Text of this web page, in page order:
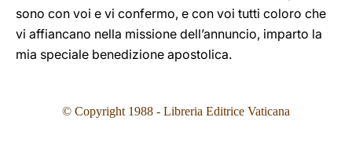
sono con voi e vi confermo, e con voi tutti coloro che
vi affiancano nella missione dell’annuncio, imparto la
mia speciale benedizione apostolica.
© Copyright 1988 - Libreria Editrice Vaticana